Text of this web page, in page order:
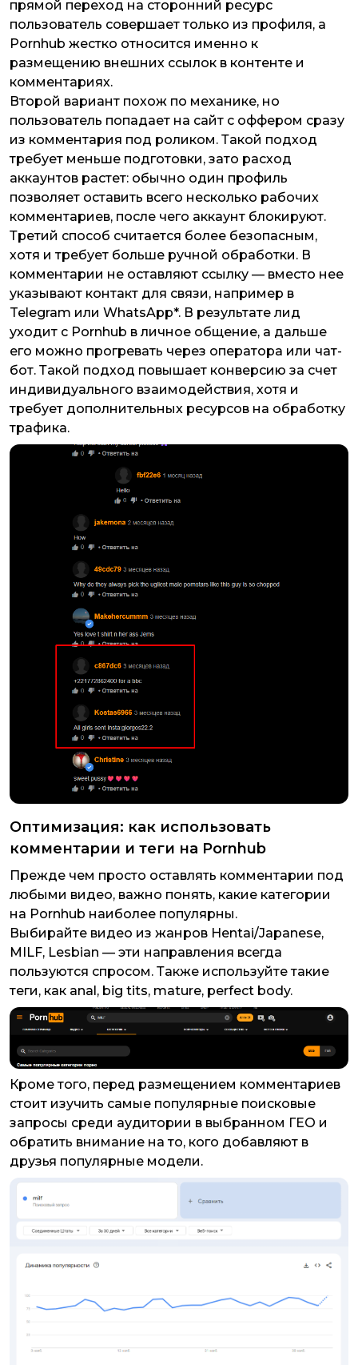
прямой переход на сторонний ресурс
пользователь совершает только из профиля, а
Pornhub жестко относится именно к
размещению внешних ссылок в контенте и
комментариях.
Второй вариант похож по механике, но
пользователь попадает на сайт с оффером сразу
из комментария под роликом. Такой подход
требует меньше подготовки, зато расход
аккаунтов растет: обычно один профиль
позволяет оставить всего несколько рабочих
комментариев, после чего аккаунт блокируют.
Третий способ считается более безопасным,
хотя и требует больше ручной обработки. В
комментарии не оставляют ссылку — вместо нее
указывают контакт для связи, например в
Telegram или WhatsApp*. В результате лид
уходит с Pornhub в личное общение, а дальше
его можно прогревать через оператора или чат-
бот. Такой подход повышает конверсию за счет
индивидуального взаимодействия, хотя и
требует дополнительных ресурсов на обработку
трафика.
Оптимизация: как использовать
комментарии и теги на Pornhub
Прежде чем просто оставлять комментарии под
любыми видео, важно понять, какие категории
на Pornhub наиболее популярны.
Выбирайте видео из жанров Hentai/Japanese,
MILF, Lesbian — эти направления всегда
пользуются спросом. Также используйте такие
теги, как anal, big tits, mature, perfect body.
Кроме того, перед размещением комментариев
стоит изучить самые популярные поисковые
запросы среди аудитории в выбранном ГЕО и
обратить внимание на то, кого добавляют в
друзья популярные модели.